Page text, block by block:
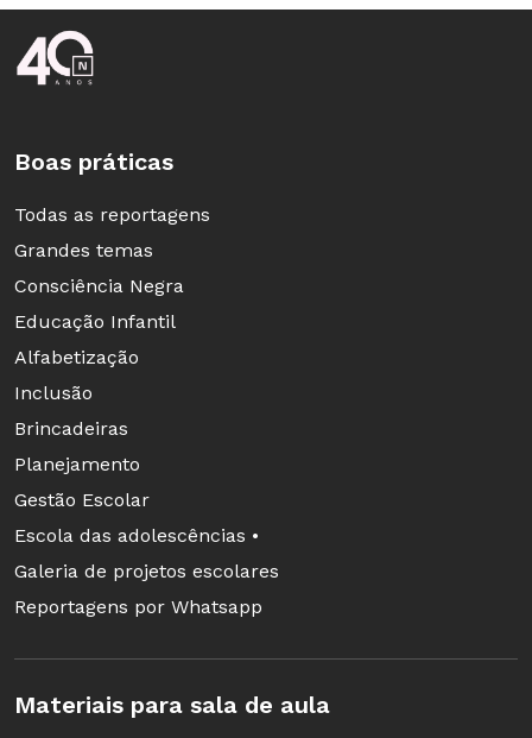
Rodapé da Nova Escola
Boas práticas
Todas as reportagens
Grandes temas
Consciência Negra
Educação Infantil
Alfabetização
Inclusão
Brincadeiras
Planejamento
Gestão Escolar
Escola das adolescências •
Galeria de projetos escolares
Reportagens por Whatsapp
Materiais para sala de aula